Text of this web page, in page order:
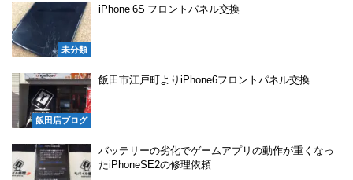
未分類
iPhone 6S フロントパネル交換
飯田店ブログ
飯田市江戸町よりiPhone6フロントパネル交換
バッテリーの劣化でゲームアプリの動作が重くなっ
たiPhoneSE2の修理依頼